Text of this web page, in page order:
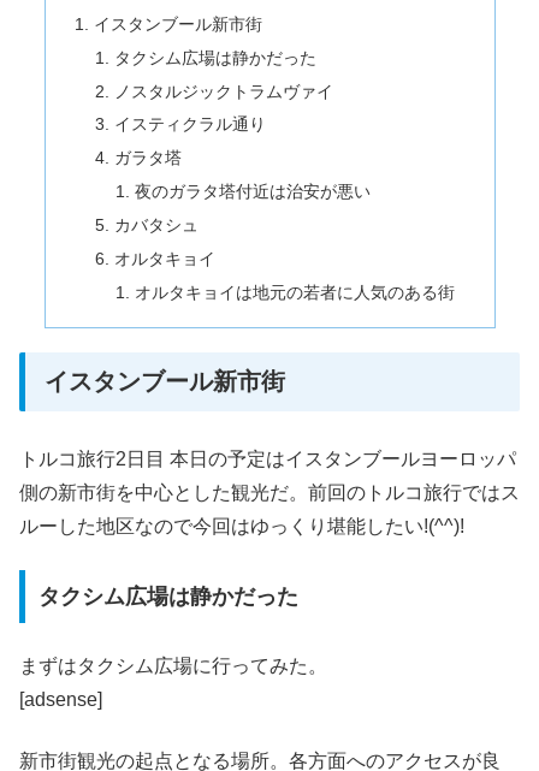
イスタンブール新市街
タクシム広場は静かだった
ノスタルジックトラムヴァイ
イスティクラル通り
ガラタ塔
夜のガラタ塔付近は治安が悪い
カバタシュ
オルタキョイ
オルタキョイは地元の若者に人気のある街
イスタンブール新市街
トルコ旅行2日目 本日の予定はイスタンブールヨーロッパ
側の新市街を中心とした観光だ。前回のトルコ旅行ではス
ルーした地区なので今回はゆっくり堪能したい!(^^)!
タクシム広場は静かだった
まずはタクシム広場に行ってみた。
[adsense]
新市街観光の起点となる場所。各方面へのアクセスが良